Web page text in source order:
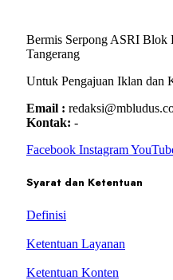
Bermis Serpong ASRI Blok
Tangerang
Untuk Pengajuan Iklan dan
Email :
Kontak: -
Facebook Instagram
Syarat dan Ketentuan
Definisi
Ketentuan Layanan
Ketentuan Konten